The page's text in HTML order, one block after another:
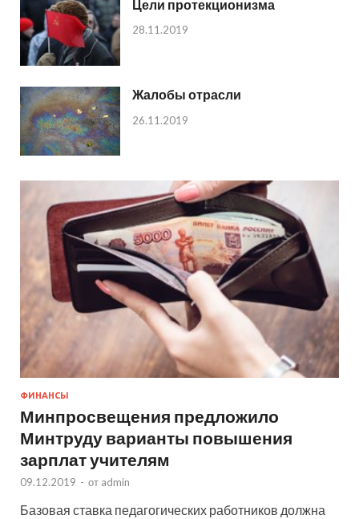
Цели протекционизма
28.11.2019
Жалобы отрасли
26.11.2019
ФИНАНСЫ
Минпросвещения предложило
Минтруду варианты повышения
зарплат учителям
09.12.2019 - от admin
Базовая ставка педагогических работников должна